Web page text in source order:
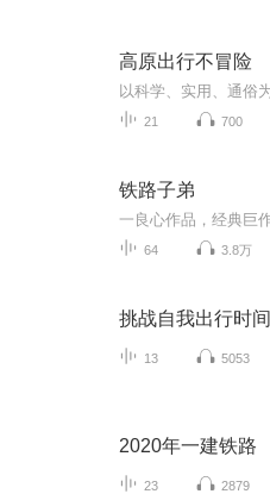
高原出行不冒险
21 700
铁路子弟
64 3.8万
挑战自我出行时间
13 5053
2020年一建铁路
23 2879